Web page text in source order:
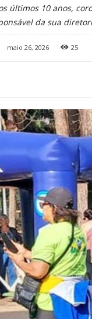
últimos 10 anos,
da sua
maio 26, 2026 25